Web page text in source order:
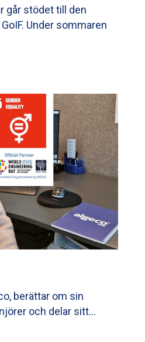
går stödet till den
Under sommaren
berättar om sin
och delar sitt…